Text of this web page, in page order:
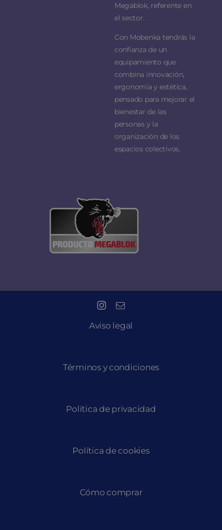
Megablok, referente en
el sector.
Con Mobenka tendrás la
confianza de un
equipamiento que
combina innovación,
ergonomía y estética,
pensado para mejorar el
bienestar de las
personas y la
organización de los
espacios colectivos.
Aviso legal
Términos y condiciones
Política de privacidad
Política de cookies
Cómo comprar